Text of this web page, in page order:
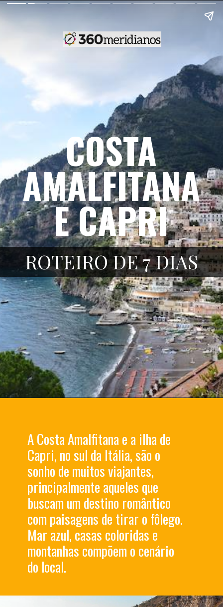
ROTEIRO DE 7 DIAS
COSTA
AMALFITANA
E CAPRI
A Costa Amalfitana e a ilha de
Capri, no sul da Itália, são o
sonho de muitos viajantes,
principalmente aqueles que
buscam um destino romântico
com paisagens de tirar o fôlego.
Mar azul, casas coloridas e
montanhas compõem o cenário
do local.